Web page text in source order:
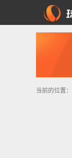
当前的位置：